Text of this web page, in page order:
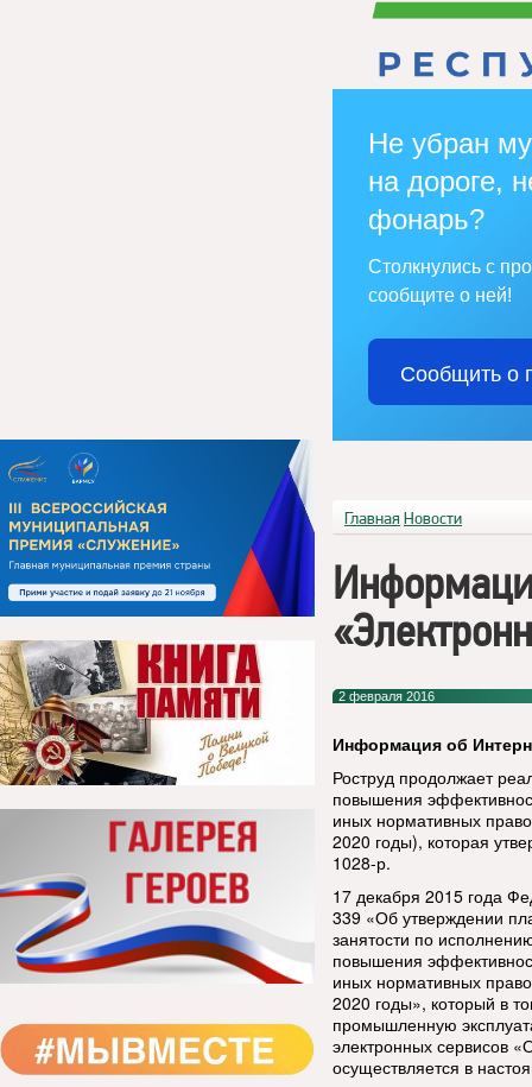
Не убран
на дороге,
фонарь?
Столкнулись с
сообщите о ней!
Сообщить о
Главная Новости
2 февраля 2016
Информация об
Роструд продолжает
повышения
иных нормативных
2020 годы), которая
1028-р.
17 декабря 2015 года
339 «Об утверждении
занятости по
повышения
иных нормативных
2020 годы», который в
промышленную
электронных сервисов
осуществляется в